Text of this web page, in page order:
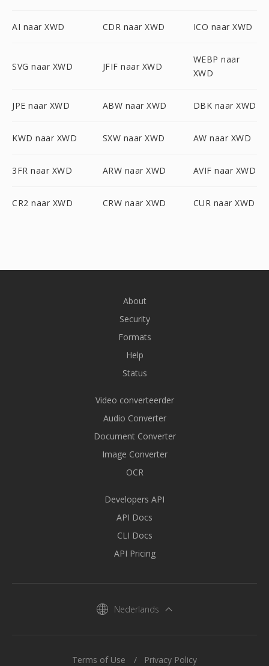
AI naar XWD CDR naar XWD ICO naar XWD
SVG naar XWD JFIF naar XWD
WEBP naar
XWD
JPE naar XWD ABW naar XWD DBK naar XWD
KWD naar XWD SXW naar XWD AW naar XWD
3FR naar XWD ARW naar XWD AVIF naar XWD
CR2 naar XWD CRW naar XWD CUR naar XWD
About
Security
Formats
Help
Status
Video converteerder
Audio Converter
Document Converter
Image Converter
OCR
Developers API
API Docs
CLI Docs
API Pricing
Nederlands
Terms of Use Privacy Policy